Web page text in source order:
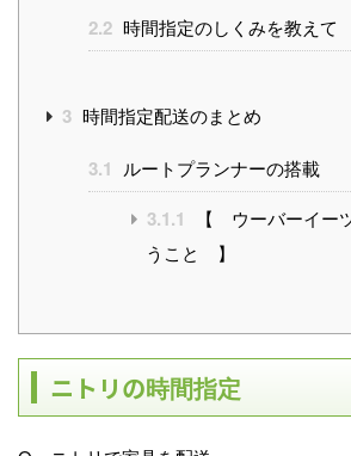
2.2 時間指定のしくみを教えて
3 時間指定配送のまとめ
3.1 ルートプランナーの搭載
3.1.1
【 ウーバーイー
うこと 】
ニトリの時間指定